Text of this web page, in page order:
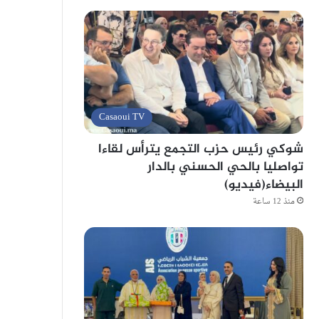
Casaoui TV
شوكي رئيس حزب التجمع يترأس لقاءا
تواصليا بالحي الحسني بالدار
البيضاء(فيديو)
منذ 12 ساعة